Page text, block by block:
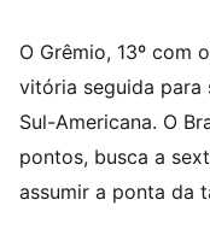
O Grêmio, 13º com
vitória seguida para
Sul-Americana. O
pontos, busca a
assumir a ponta da